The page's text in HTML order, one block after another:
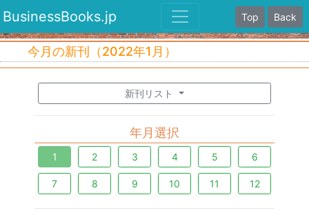
BusinessBooks.jp Top Back
今月の新刊（2022年1月）
新刊リスト
年月選択
1 2 3 4 5 6
7 8 9 10 11 12